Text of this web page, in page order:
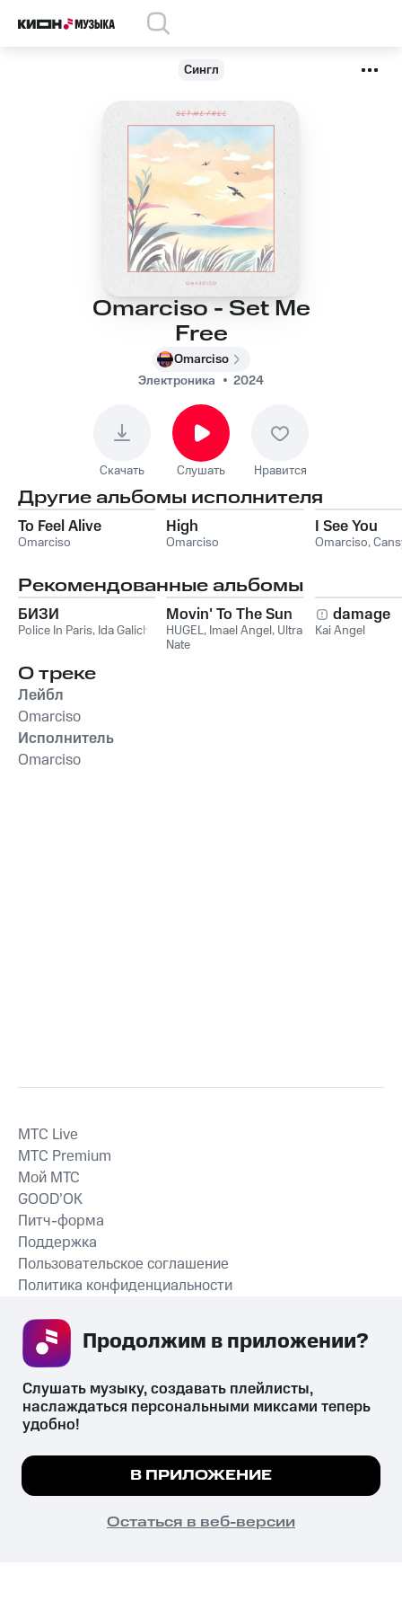
Сингл
Omarciso - Set Me
Free
Omarciso
Электроника
2024
Скачать Слушать Нравится
Другие альбомы исполнителя
To Feel Alive
Omarciso
High
Omarciso
I See You
Omarciso,
Рекомендованные альбомы
БИЗИ
Police In Paris, Ida Galich
Movin' To The Sun
HUGEL, Imael Angel, Ultra
Nate
damage
Kai Angel
О треке
Лейбл
Omarciso
Исполнитель
Omarciso
СКАЧАТЬ ПРИЛОЖЕНИЕ
MTС Live
MTС Premium
Мой МТС
GOOD’OK
Питч-форма
Поддержка
Пользовательское соглашение
Политика конфиденциальности
психотропных веществ, их аналогов причиняет вред здоровью,
их незаконный оборот запрещён и влечёт установленную
законодательством ответственность.
© 2026 ООО «КИОН».
Все права защищены
Мы используем куки, чтобы на сайте все
Подробнее
ПОНЯТНО
Слушать музыку, создавать плейлисты,
наслаждаться персональными миксами теперь
удобно!
В ПРИЛОЖЕНИЕ
Остаться в веб-версии